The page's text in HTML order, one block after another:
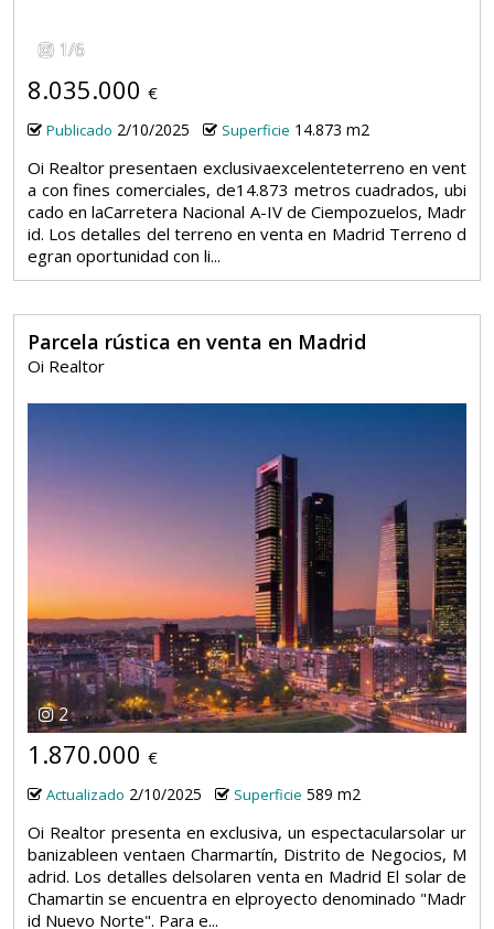
1/6
8.035.000 €
Publicado 2/10/2025 Superficie 14.873 m2
Oi Realtor presenta​en exclusivaexcelenteterreno en vent
a con fines comerciales, de14.873 metros cuadrados, ubi
cado en laCarretera Nacional A-IV de Ciempozuelos, Madr
id. Los detalles del terreno en venta en Madrid Terreno d
egran oportunidad con li...
Parcela rústica en venta en Madrid
Oi Realtor
2
1.870.000 €
Actualizado 2/10/2025 Superficie 589 m2
Oi Realtor presenta en exclusiva, un espectacularsolar ur
banizableen ventaen Charmartín, Distrito de Negocios, M
adrid. Los detalles delsolaren venta en Madrid El solar de
Chamartin se encuentra en elproyecto denominado "Madr
id Nuevo Norte". Para e...